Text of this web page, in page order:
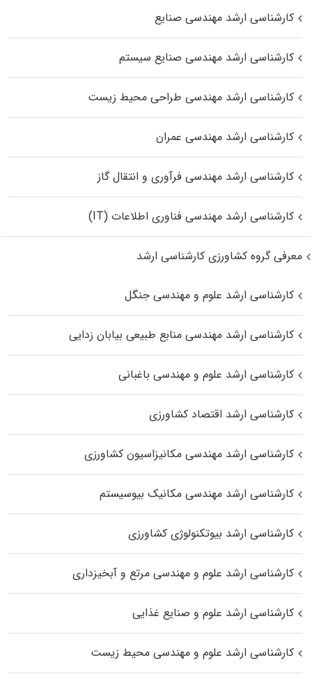
کارشناسی ارشد مهندسی صنایع
کارشناسی ارشد مهندسی صنایع سیستم
کارشناسی ارشد مهندسی طراحی محیط زیست
کارشناسی ارشد مهندسی عمران
کارشناسی ارشد مهندسی فرآوری و انتقال گاز
کارشناسی ارشد مهندسی فناوری اطلاعات (IT)
معرفی گروه کشاورزی کارشناسی ارشد
کارشناسی ارشد علوم و مهندسی جنگل
کارشناسی ارشد مهندسی منابع طبیعی بیابان زدایی
کارشناسی ارشد علوم و مهندسی باغبانی
کارشناسی ارشد اقتصاد کشاورزی
کارشناسی ارشد مهندسی مکانیزاسیون کشاورزی
کارشناسی ارشد مهندسی مکانیک بیوسیستم
کارشناسی ارشد بیوتکنولوژی کشاورزی
کارشناسی ارشد علوم و مهندسی مرتع و آبخیزداری
کارشناسی ارشد علوم و صنایع غذایی
کارشناسی ارشد علوم و مهندسی محیط زیست